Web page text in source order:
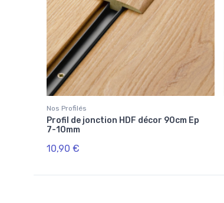
Nos Profilés
Profil de jonction HDF décor 90cm Ep
7-10mm
10,90 €